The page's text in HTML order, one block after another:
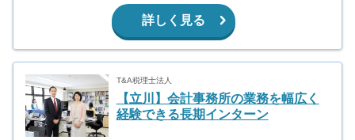
詳しく見る
T&A税理士法人
【立川】会計事務所の業務を幅広く
経験できる長期インターン